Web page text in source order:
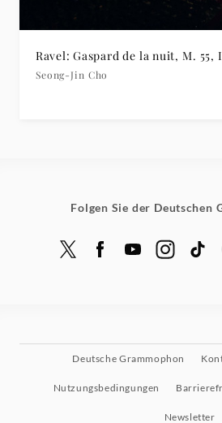
Grammophon
Ravel: Gaspard de la nuit, M. 55,
Seong-Jin Cho
Folgen Sie der Deutschen
Deutsche Grammophon
Nutzungsbedingungen
Newsletter